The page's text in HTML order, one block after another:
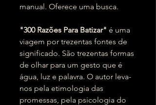
manual. Oferece uma busca.
"300 Razões Para Batizar" é uma
viagem por trezentas fontes de
significado. São trezentas formas
de olhar para um gesto que é
água, luz e palavra. O autor leva-
nos pela etimologia das
promessas, pela psicologia do